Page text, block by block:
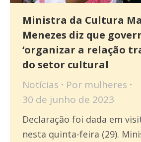
Ministra da Cultura
Menezes diz que
‘organizar a relação
do setor cultural
Notícias Por mulheres
30 de junho de 2023
Declaração foi dada em
nesta quinta-feira (29).